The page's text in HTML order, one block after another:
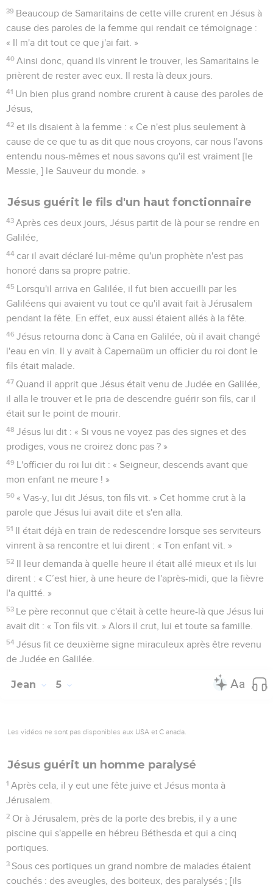
Ne dites-vous pas qu'il y a encore quatre mois jusqu'à la
moisson ? Eh bien, je vous le dis, levez les yeux et regardez
les champs : ils sont déjà blancs pour la moisson.
Celui qui moissonne reçoit un salaire et amasse du fruit
pour la vie éternelle, afin que celui qui sème et celui qui
moissonne se réjouissent ensemble.
l'autre moissonne.’
Je vous ai envoyés récolter une moisson qui ne vous a pas
demandé de travail ; d'autres ont travaillé et vous êtes entrés
dans leur travail. »
Beaucoup de Samaritains de cette ville crurent en Jésus à
« Il m'a dit tout ce que j'ai fait. »
40
Ainsi donc, quand ils vinrent le trouver, les Samaritains le
prièrent de rester avec eux. Il resta là deux jours.
41
Un bien plus grand nombre crurent à cause des paroles de
Jésus,
42
et ils disaient à la femme : « Ce n'est plus seulement à
cause de ce que tu as dit que nous croyons, car nous l'avons
entendu nous-mêmes et nous savons qu'il est vraiment [le
Messie, ] le Sauveur du monde. »
Jésus guérit le fils d'un haut fonctionnaire
Après ces deux jours, Jésus partit de là pour se rendre en
car il avait déclaré lui-même qu'un prophète n'est pas
honoré dans sa propre patrie.
Lorsqu'il arriva en Galilée, il fut bien accueilli par les
pendant la fête. En effet, eux aussi étaient allés à la fête.
46
Jésus retourna donc à Cana en Galilée, où il avait changé
l'eau en vin. Il y avait à Capernaüm un officier du roi dont le
fils était malade.
47 Quand il apprit que Jésus était venu de Judée en Galilée,
il alla le trouver et le pria de descendre guérir son fils, car il
était sur le point de mourir.
48 Jésus lui dit : « Si vous ne voyez pas des signes et des
prodiges, vous ne croirez donc pas ? »
49 L'officier du roi lui dit : « Seigneur, descends avant que
mon enfant ne meure ! »
50 « Vas-y, lui dit Jésus, ton fils vit. » Cet homme crut à la
vinrent à sa rencontre et lui dirent : « Ton enfant vit. »
dirent : « C’est hier, à une heure de l'après-midi, que la fièvre
Le père reconnut que c'était à cette heure-là que Jésus lui
Jésus fit ce deuxième signe miraculeux après être revenu
de Judée en Galilée.
Jean 5